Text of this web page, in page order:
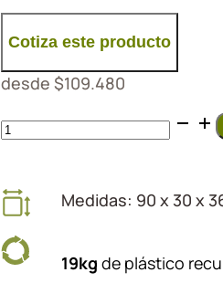
Cotiza este producto
desde$109.480
rectangular
alto
Medidas: 90 x 30 x
19kg de plástico